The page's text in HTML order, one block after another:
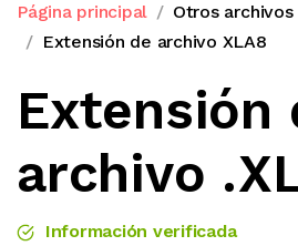
Página principal
Otros archivos
Extensión de archivo XLA8
Extensión
archivo
Información verificada